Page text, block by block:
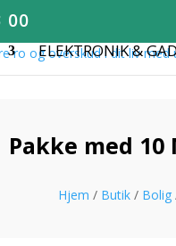
00
ELEKTRONIK &
Pakke med
Hjem / Butik / Bolig